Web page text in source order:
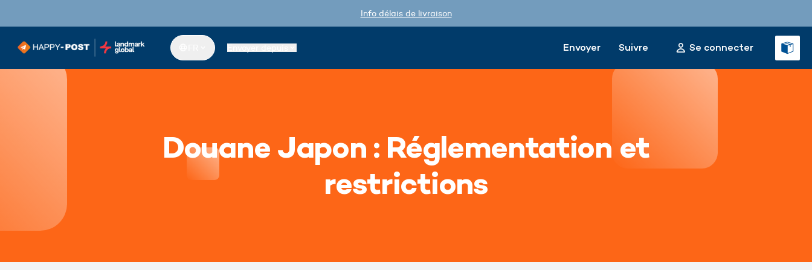
Info délais de livraison
Envoyer Suivre Se connecter
Douane Japon : Réglementation et
restrictions